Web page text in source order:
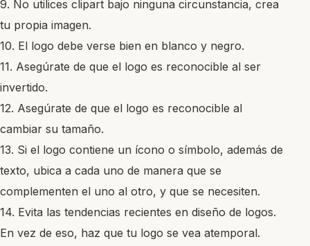
9. No utilices clipart bajo ninguna circunstancia, crea
tu propia imagen.
10. El logo debe verse bien en blanco y negro.
11. Asegúrate de que el logo es reconocible al ser
invertido.
12. Asegúrate de que el logo es reconocible al
cambiar su tamaño.
13. Si el logo contiene un ícono o símbolo, además de
texto, ubica a cada uno de manera que se
complementen el uno al otro, y que se necesiten.
14. Evita las tendencias recientes en diseño de logos.
En vez de eso, haz que tu logo se vea atemporal.